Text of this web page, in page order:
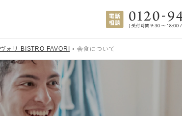
ォリ BISTRO FAVORI 会食について